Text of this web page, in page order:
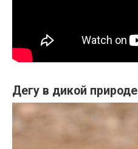
Дегу в дикой природе